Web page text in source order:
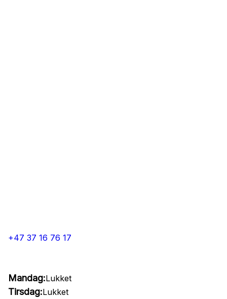
+47 37 16 76 17
Mandag:Lukket
Tirsdag:Lukket